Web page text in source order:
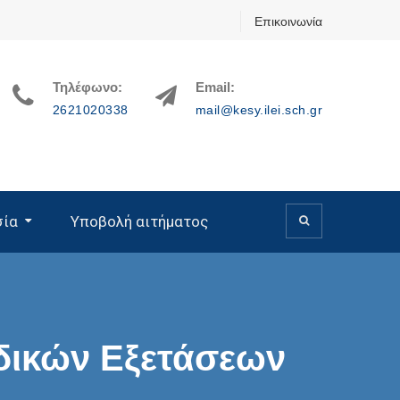
Επικοινωνία
Τηλέφωνο:
2621020338
Email:
mail@kesy.ilei.sch.gr
Υποβολή αιτήματος
Εξετάσεων